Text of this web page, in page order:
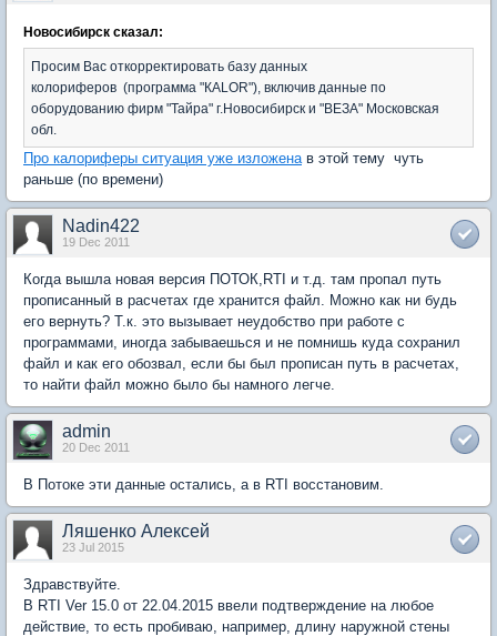
Новосибирск сказал:
Просим Вас откорректировать базу данных
колориферов (программа "КАLOR"), включив данные по
оборудованию фирм "Тайра" г.Новосибирск и "ВЕЗА" Московская
обл.
Про калориферы ситуация уже изложенав этой тему чуть
раньше (по времени)
Nadin422
19 Dec 2011
Когда вышла новая версия ПОТОК,RTI и т.д. там пропал путь
прописанный в расчетах где хранится файл. Можно как ни будь
его вернуть? Т.к. это вызывает неудобство при работе с
программами, иногда забываешься и не помнишь куда сохранил
файл и как его обозвал, если бы был прописан путь в расчетах,
то найти файл можно было бы намного легче.
admin
20 Dec 2011
В Потоке эти данные остались, а в RTI восстановим.
Ляшенко Алексей
23 Jul 2015
Здравствуйте.
В RTI Ver 15.0 от 22.04.2015 ввели подтверждение на любое
действие, то есть пробиваю, например, длину наружной стены